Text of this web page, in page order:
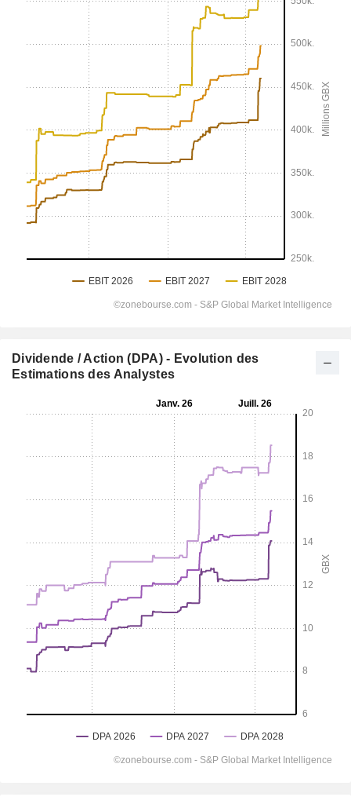
Dividende / Action (DPA) - Evolution des
Estimations des Analystes